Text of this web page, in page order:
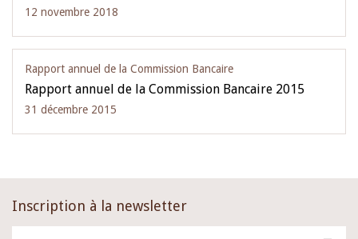
12 novembre 2018
Rapport annuel de la Commission Bancaire
Rapport annuel de la Commission Bancaire 2015
31 décembre 2015
Inscription à la newsletter